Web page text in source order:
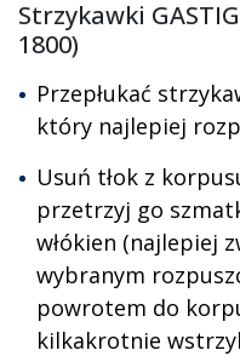
Strzykawki
1800)
Przepłukać
który najlepiej
Usuń tłok z
przetrzyj go
włókien (najlepiej
wybranym
powrotem do
kilkakrotnie